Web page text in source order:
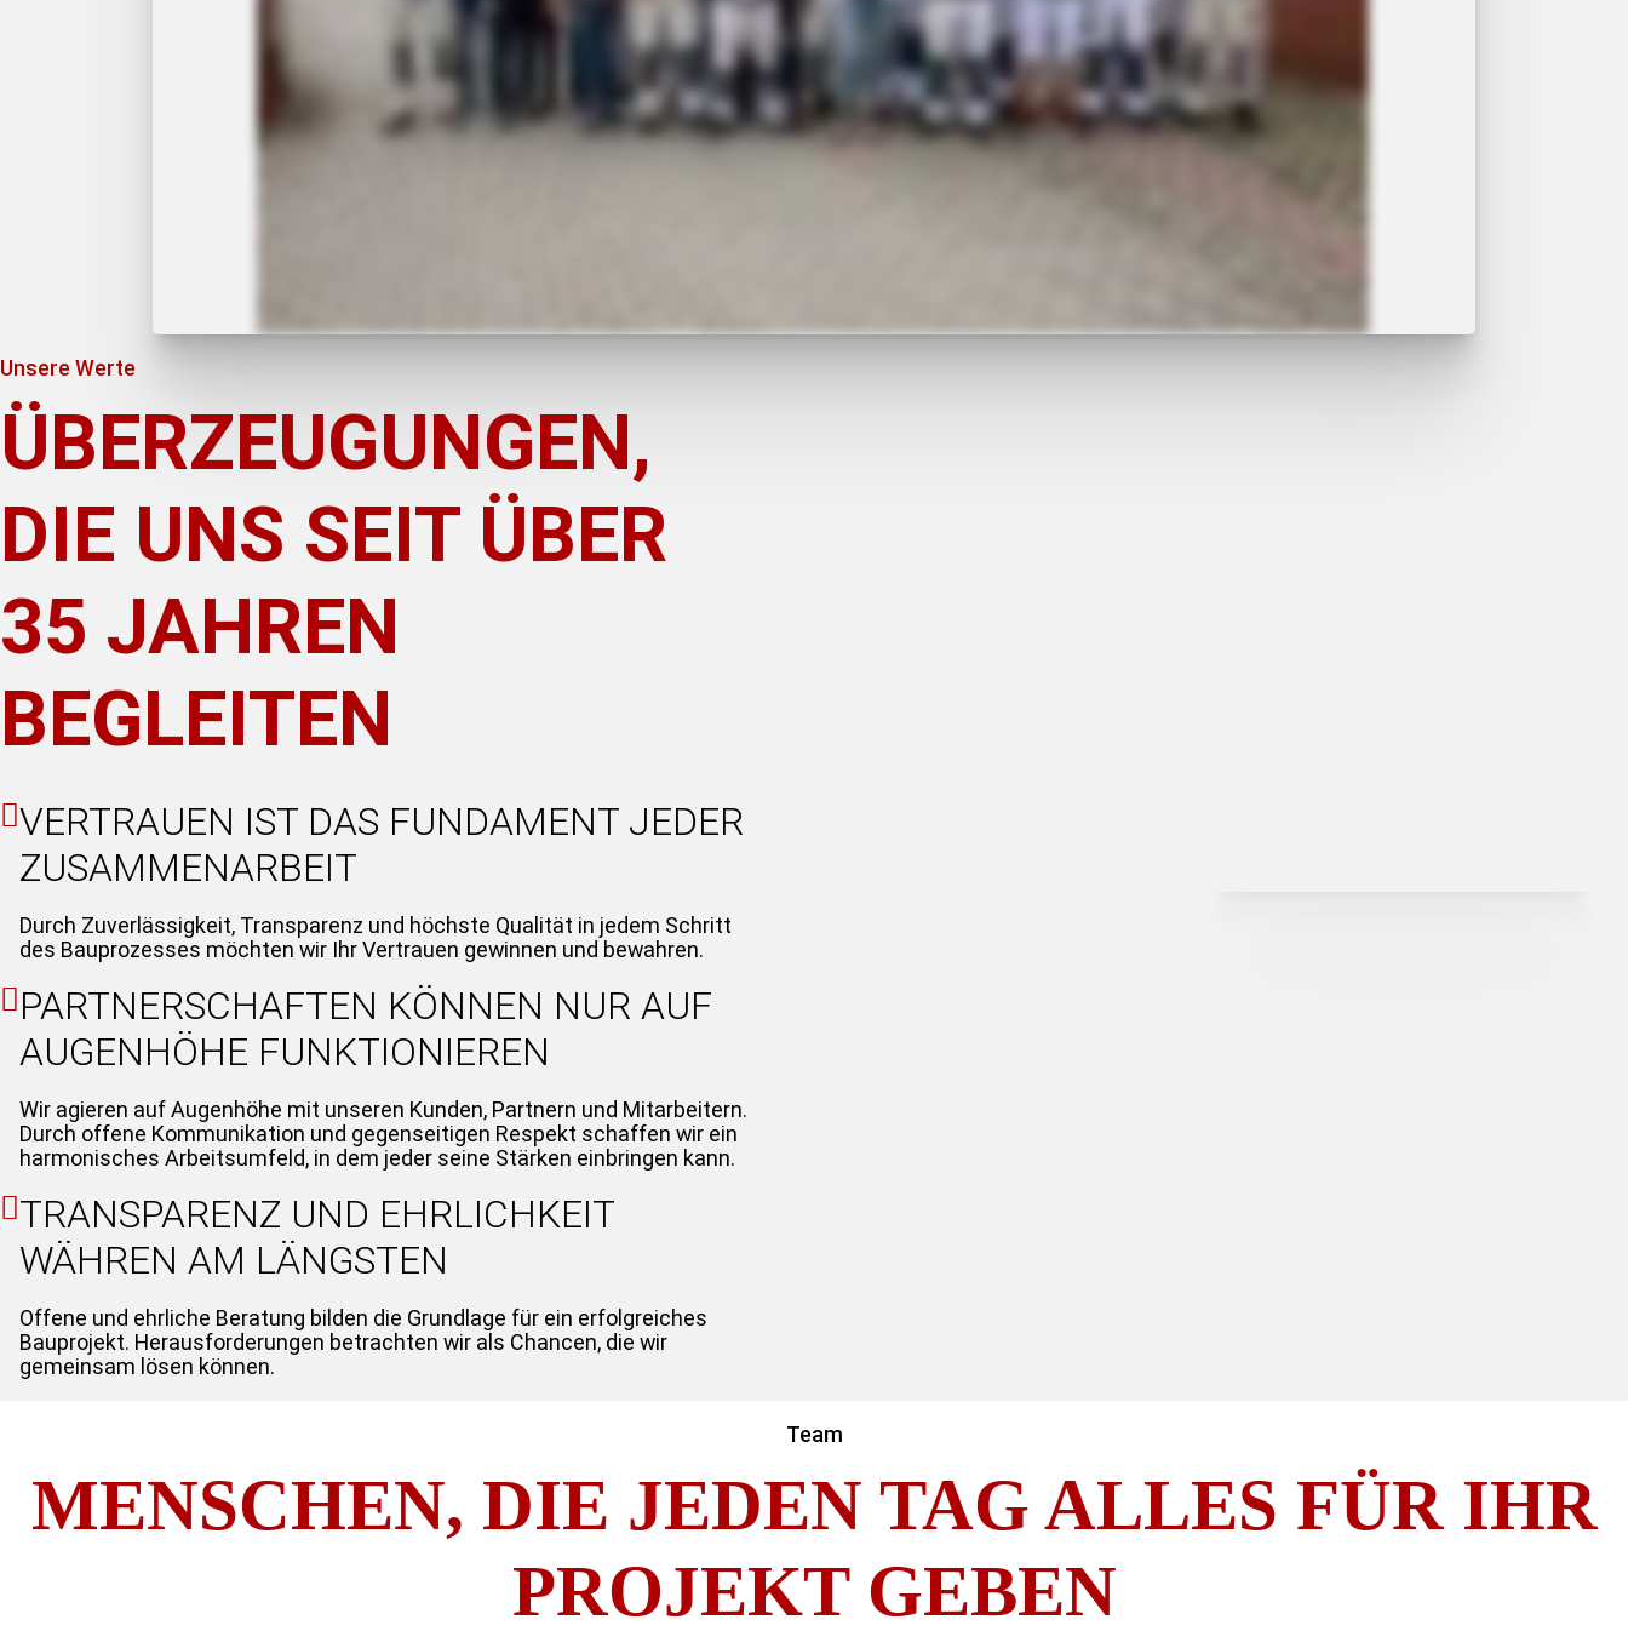
Unsere Werte
ÜBERZEUGUNGEN,
DIE UNS SEIT ÜBER
35 JAHREN
BEGLEITEN
VERTRAUEN IST DAS FUNDAMENT JEDER
ZUSAMMENARBEIT
Durch Zuverlässigkeit, Transparenz und höchste Qualität in jedem Schritt
des Bauprozesses möchten wir Ihr Vertrauen gewinnen und bewahren.
PARTNERSCHAFTEN KÖNNEN NUR AUF
AUGENHÖHE FUNKTIONIEREN
Wir agieren auf Augenhöhe mit unseren Kunden, Partnern und Mitarbeitern.
Durch offene Kommunikation und gegenseitigen Respekt schaffen wir ein
harmonisches Arbeitsumfeld, in dem jeder seine Stärken einbringen kann.
TRANSPARENZ UND EHRLICHKEIT
WÄHREN AM LÄNGSTEN
Offene und ehrliche Beratung bilden die Grundlage für ein erfolgreiches
Bauprojekt. Herausforderungen betrachten wir als Chancen, die wir
gemeinsam lösen können.
MENSCHEN, DIE JEDEN TAG ALLES FÜR IHR
PROJEKT GEBEN
Team